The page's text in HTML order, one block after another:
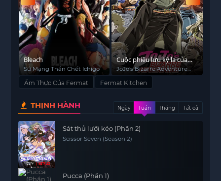
Bleach
Sứ Mạng Thần Chết Ichigo
Cuộc phiêu lưu kỳ lạ của
JoJo (Phần 3)
JoJo's Bizarre Adventure
(Season 3)
Ẩm Thực Của Fermat Fermat Kitchen
THỊNH HÀNH Ngày Tuần Tháng Tất cả
Sát thủ lưỡi kéo (Phần 2)
Scissor Seven (Season 2)
Pucca (Phần 1)